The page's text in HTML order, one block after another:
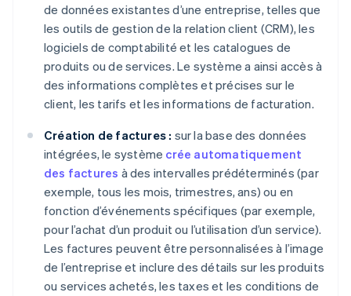
de données existantes d’une entreprise, telles que
les outils de gestion de la relation client (CRM), les
logiciels de comptabilité et les catalogues de
produits ou de services. Le système a ainsi accès à
des informations complètes et précises sur le
client, les tarifs et les informations de facturation.
Création de factures : sur la base des données
intégrées, le système crée automatiquement
des factures à des intervalles prédéterminés (par
exemple, tous les mois, trimestres, ans) ou en
fonction d’événements spécifiques (par exemple,
pour l’achat d’un produit ou l’utilisation d’un service).
Les factures peuvent être personnalisées à l’image
de l’entreprise et inclure des détails sur les produits
ou services achetés, les taxes et les conditions de